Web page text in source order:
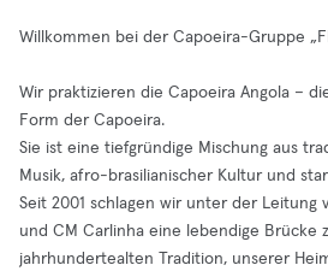
Willkommen bei der Capoeira-Gruppe
Wir praktizieren die Capoeira Angola –
Form der Capoeira.
Sie ist eine tiefgründige Mischung aus
Musik, afro-brasilianischer Kultur und
Seit 2001 schlagen wir unter der Leitung
und CM Carlinha eine lebendige Brücke
jahrhundertealten Tradition, unserer